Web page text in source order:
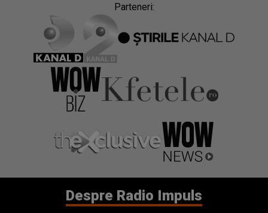
Parteneri:
Despre Radio Impuls